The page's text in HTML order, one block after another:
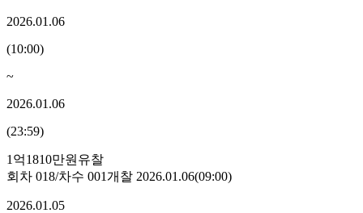
2026.01.06
(10:00)
~
2026.01.06
(23:59)
1억1810만원 유찰
회차 018/차수 001개찰 2026.01.06(09:00)
2026.01.05